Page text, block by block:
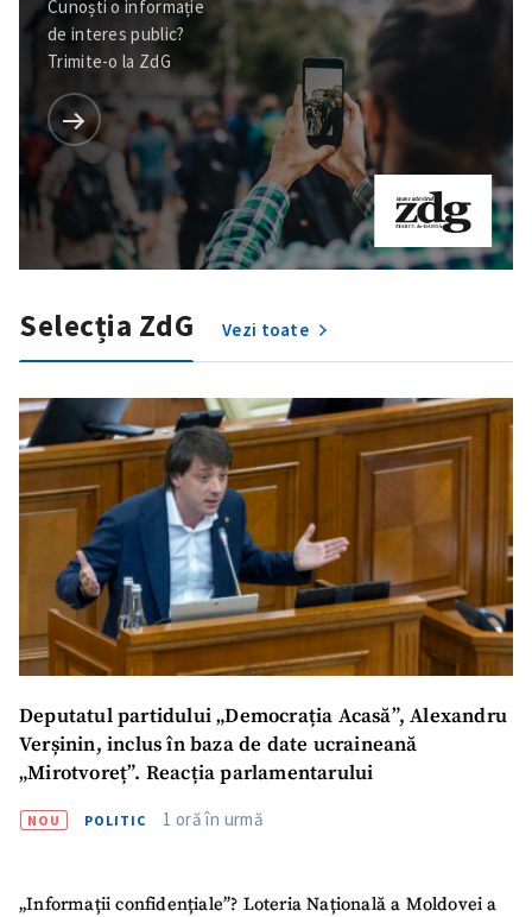
Cunoști o informație
de interes public?
Trimite-o la ZdG
Selecția ZdG Vezi toate
Deputatul partidului „Democrația Acasă”, Alexandru
Verșinin, inclus în baza de date ucraineană
„Mirotvoreț”. Reacția parlamentarului
NOU POLITIC 1 oră în urmă
„Informații confidențiale”? Loteria Națională a Moldovei a
Email+ Emailul meu
Telefon+ Telefon personal
Am citit și sunt de
acord cu politica de
confidențialitate.
TRIMITE ȘTIREA